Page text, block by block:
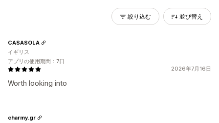
絞り込む 並び替え
2026年7月16日
Worth looking into
CASASOLA
イギリス
アプリの使用期間：7日
charmy.gr